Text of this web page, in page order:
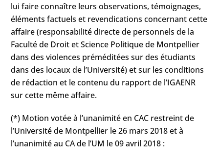
lui faire connaître leurs observations, témoignages,
éléments factuels et revendications concernant cette
affaire (responsabilité directe de personnels de la
Faculté de Droit et Science Politique de Montpellier
dans des violences préméditées sur des étudiants
dans des locaux de l’Université) et sur les conditions
de rédaction et le contenu du rapport de l’IGAENR
sur cette même affaire.
(*) Motion votée à l’unanimité en CAC restreint de
l’Université de Montpellier le 26 mars 2018 et à
l’unanimité au CA de l’UM le 09 avril 2018 :